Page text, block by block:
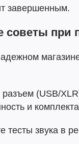
завершенным.
советы при
разъем (USB/
и
тесты звука в